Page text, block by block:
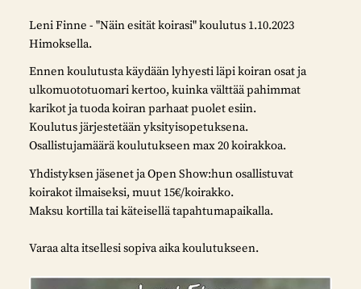
Leni Finne - "Näin esität koirasi" koulutus 1.10.2023
Himoksella.
Ennen koulutusta käydään lyhyesti läpi koiran osat ja
ulkomuototuomari kertoo, kuinka välttää pahimmat
karikot ja tuoda koiran parhaat puolet esiin.
Koulutus järjestetään yksityisopetuksena.
Osallistujamäärä koulutukseen max 20 koirakkoa.
Yhdistyksen jäsenet ja Open Show:hun osallistuvat
koirakot ilmaiseksi, muut 15€/koirakko.
Maksu kortilla tai käteisellä tapahtumapaikalla.
Varaa alta itsellesi sopiva aika koulutukseen.